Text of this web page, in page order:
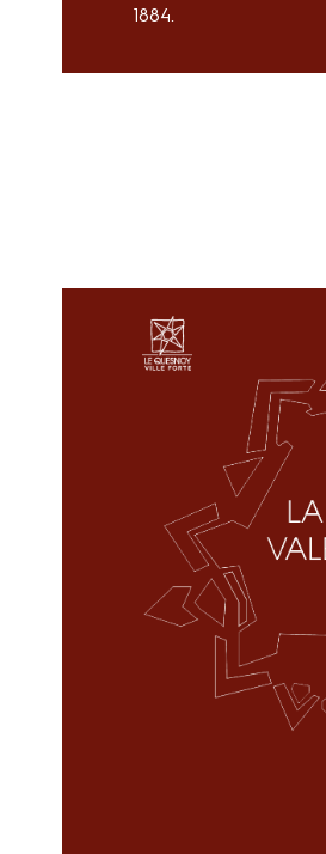
1884.